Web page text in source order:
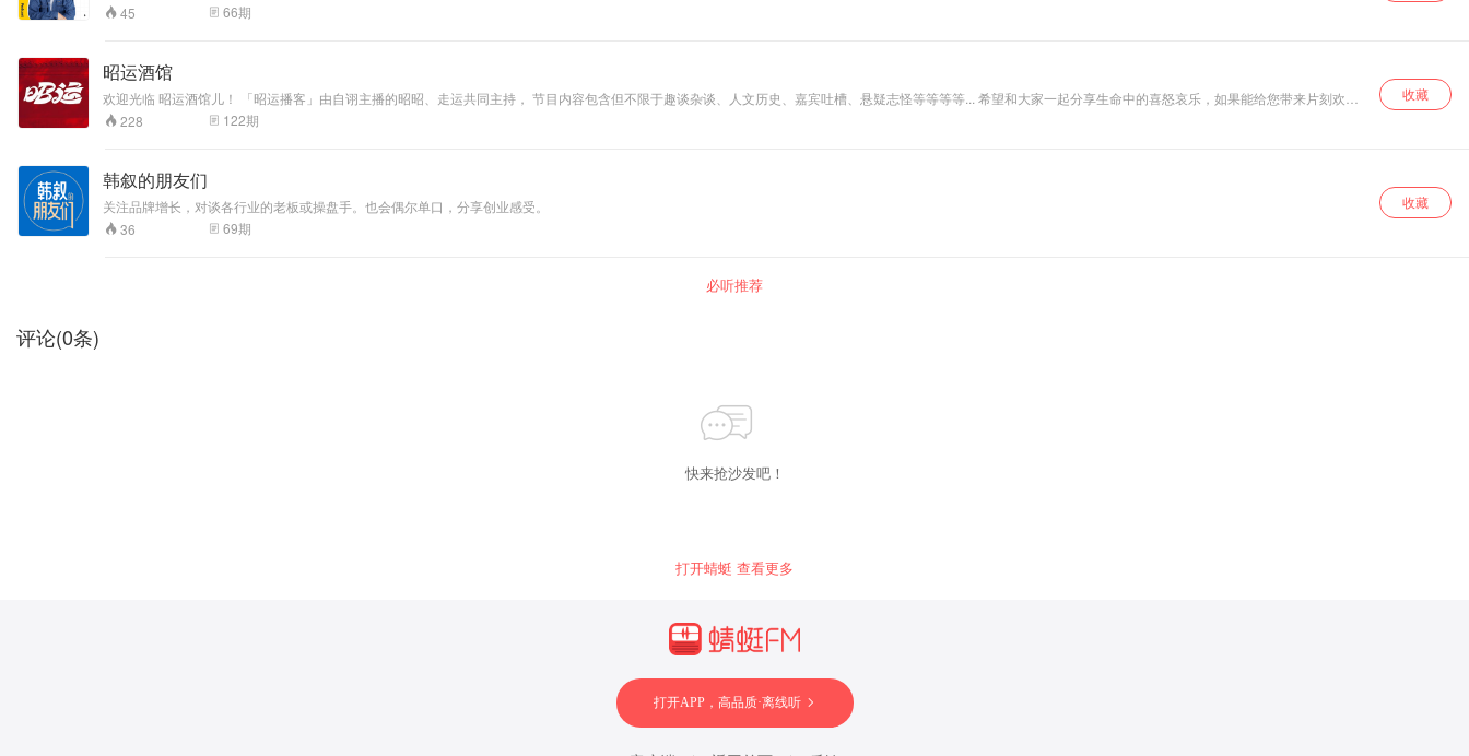
45
66期
昭运酒馆
欢迎光临 昭运酒馆儿！ 「昭运播客」由自诩主播的昭昭、走运共同主持， 节目内容包含但不限于趣谈杂谈、人文历史、嘉宾吐槽、悬疑志怪等等等等... 希望和大家一起分享生命中的喜怒哀乐，如果能给您带来片刻欢乐
或些许有趣的视角，那将是我们莫大的荣幸
228 122期
收藏
韩叙的朋友们
关注品牌增长，对谈各行业的老板或操盘手。也会偶尔单口，分享创业感受。
36
69期
收藏
必听推荐
评论(0条)
快来抢沙发吧！
打开蜻蜓 查看更多
打开APP，高品质·离线听